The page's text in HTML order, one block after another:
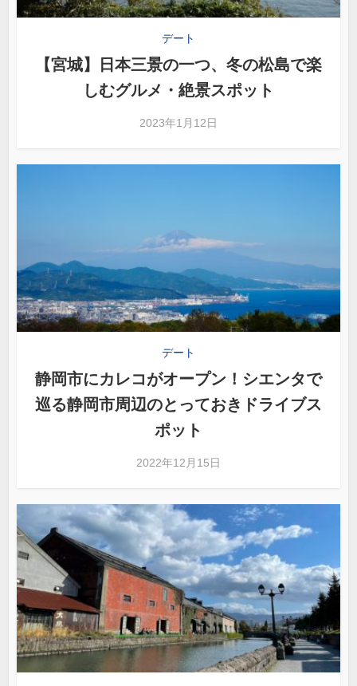
デート
【宮城】日本三景の一つ、冬の松島で楽
しむグルメ・絶景スポット
2023年1月12日
デート
静岡市にカレコがオープン！シエンタで
巡る静岡市周辺のとっておきドライブス
ポット
2022年12月15日